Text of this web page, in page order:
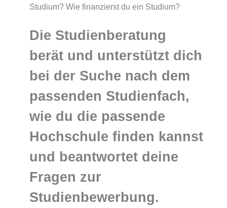
Studium? Wie finanzierst du ein Studium?
Die Studienberatung
berät und unterstützt dich
bei der Suche nach dem
passenden Studienfach,
wie du die passende
Hochschule finden kannst
und beantwortet deine
Fragen zur
Studienbewerbung.